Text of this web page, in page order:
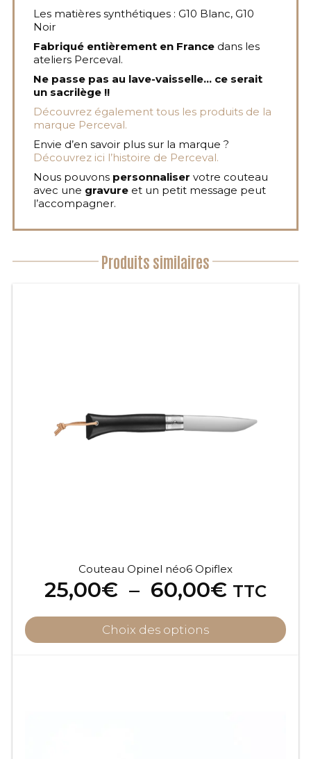
Les matières synthétiques : G10 Blanc, G10
Noir
Fabriqué entièrement en France dans les
ateliers Perceval.
Ne passe pas au lave-vaisselle… ce serait
un sacrilège !!
Découvrez également tous les produits de la
marque Perceval.
Envie d’en savoir plus sur la marque ?
Découvrez ici l’histoire de Perceval.
Nous pouvons personnaliser votre couteau
avec une gravure et un petit message peut
l’accompagner.
Produits similaires
Couteau Opinel néo6 Opiflex
25,00€ – 60,00€Plage
prix :
25,00€
TTC
Choix des options
peuvent